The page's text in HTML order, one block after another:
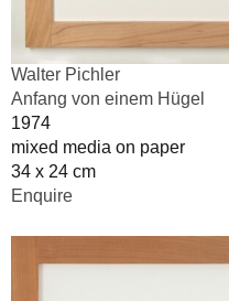
Walter Pichler
Anfang von einem Hügel
1974
mixed media on paper
34 x 24 cm
Enquire